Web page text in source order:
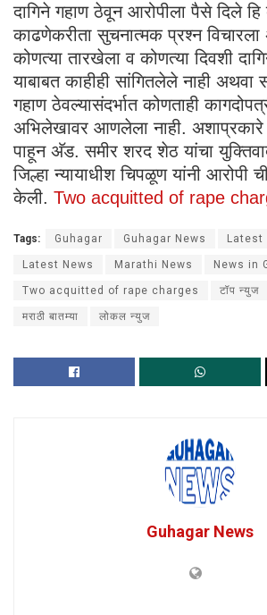
दागिने गहाण ठेवून आरोपीला पैसे दिले
काढणेकरीता सुचनात्मक प्रश्न विचारला
कोणत्या तारखेला व कोणत्या दिवशी
याबाबत काहीही सांगितलेले नाही अथवा
गहाण ठेवल्यासंदर्भात कोणताही
अभिलेखावर आणलेला नाही. अशाप्रकारे
पाहून अ‍ॅड. समीर शरद शेठ यांचा
जिल्हा न्यायाधीश चिपळूण यांनी आरोपी
केली. Two acquitted of rape
Tags: Guhagar Guhagar News Latest
Latest News Marathi News News in
Two acquitted of rape charges टॉप न्युज
मराठी बातम्या लोकल न्युज
Guhagar News